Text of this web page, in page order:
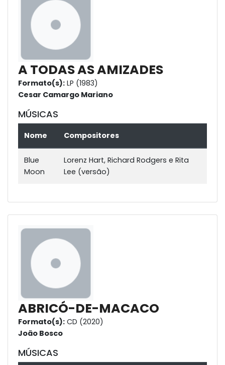
A TODAS AS AMIZADES
Formato(s): LP (1983)
Cesar Camargo Mariano
MÚSICAS
Nome Compositores
Blue
Moon
Lorenz Hart, Richard Rodgers e Rita
Lee (versão)
ABRICÓ-DE-MACACO
Formato(s): CD (2020)
João Bosco
MÚSICAS